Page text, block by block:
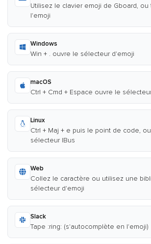
Utilisez le clavier emoji de Gboard,
l'emoji
Windows
Win + . ouvre le sélecteur d'emoji
macOS
Ctrl + Cmd + Espace ouvre le
Linux
Ctrl + Maj + e puis le point de code,
sélecteur IBus
Web
Collez le caractère ou utilisez une
sélecteur d'emoji
Slack
Tape :ring: (s'autocomplète en l'emoji)